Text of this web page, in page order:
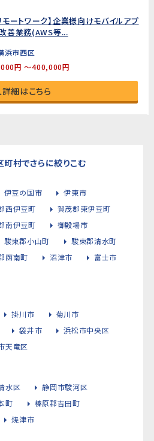
モートワーク】企業様向けモバイルアプ
善業務(AWS等...
浜市西区
円 ～400,000円
細はこちら
村でさらに絞りこむ
伊豆の国市
伊東市
西伊豆町
賀茂郡東伊豆町
南伊豆町
御殿場市
駿東郡小山町
駿東郡清水町
函南町 沼津市
富士市
掛川市
菊川市
袋井市
浜松市中央区
天竜区
水区
静岡市駿河区
町
榛原郡吉田町
焼津市